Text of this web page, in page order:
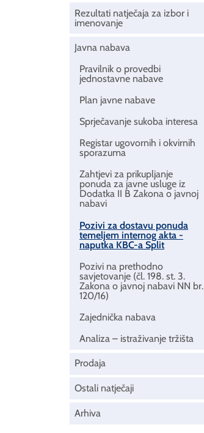
Rezultati natječaja za izbor i
imenovanje
Javna nabava
Pravilnik o provedbi
jednostavne nabave
Plan javne nabave
Sprječavanje sukoba interesa
Registar ugovornih i okvirnih
sporazuma
Zahtjevi za prikupljanje
ponuda za javne usluge iz
Dodatka II B Zakona o javnoj
nabavi
Pozivi za dostavu ponuda
temeljem internog akta -
naputka KBC-a Split
Pozivi na prethodno
savjetovanje (čl. 198. st. 3.
Zakona o javnoj nabavi NN br.
120/16)
Zajednička nabava
Analiza – istraživanje tržišta
Prodaja
Ostali natječaji
Arhiva